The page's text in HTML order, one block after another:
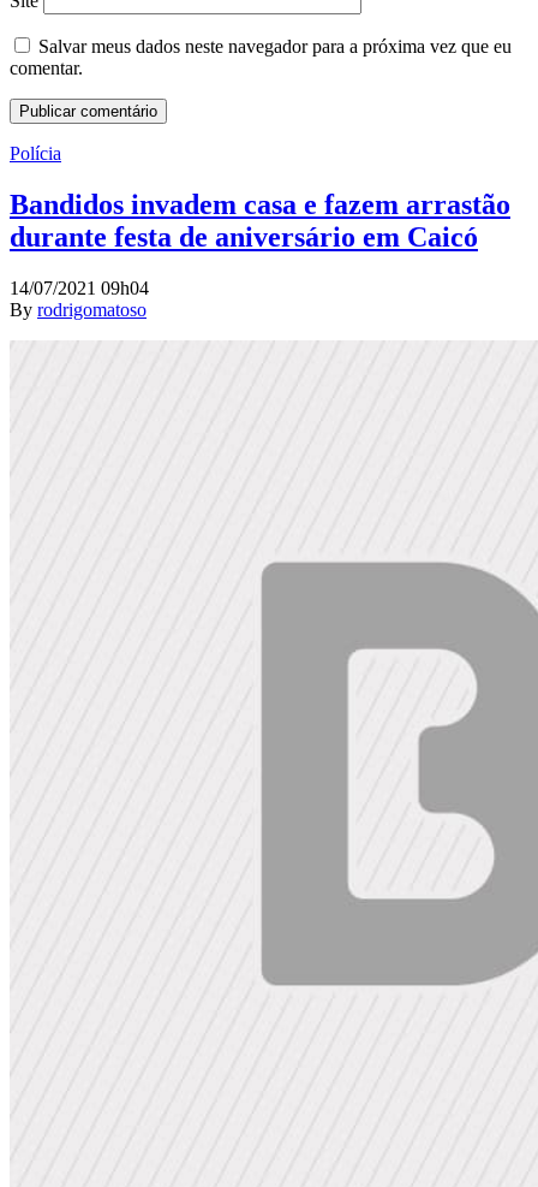
Salvar meus dados neste navegador para a próxima vez que eu
comentar.
Polícia
Bandidos invadem casa e fazem arrastão
durante festa de aniversário em Caicó
14/07/2021 09h04
By rodrigomatoso